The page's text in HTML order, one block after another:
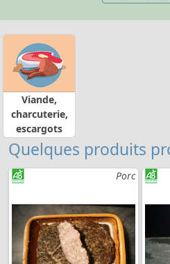
Viande,
charcuterie,
escargots
Quelques produits
Porc